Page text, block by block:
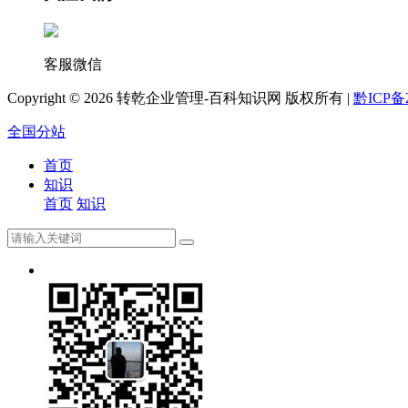
客服微信
Copyright © 2026 转乾企业管理-百科知识网 版权所有 | 黔ICP备
全国分站
首页
知识
首页 知识